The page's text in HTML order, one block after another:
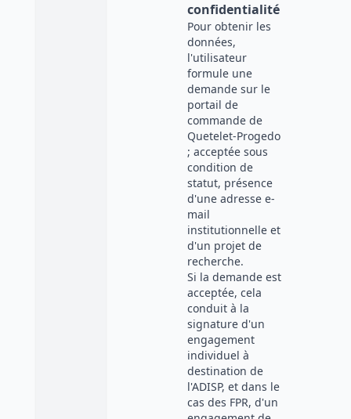
confidentialité
Pour obtenir les
données,
l'utilisateur
formule une
demande sur le
portail de
commande de
Quetelet-Progedo
; acceptée sous
condition de
statut, présence
d'une adresse e-
mail
institutionnelle et
d'un projet de
recherche.
Si la demande est
acceptée, cela
conduit à la
signature d'un
engagement
individuel à
destination de
l'ADISP, et dans le
cas des FPR, d'un